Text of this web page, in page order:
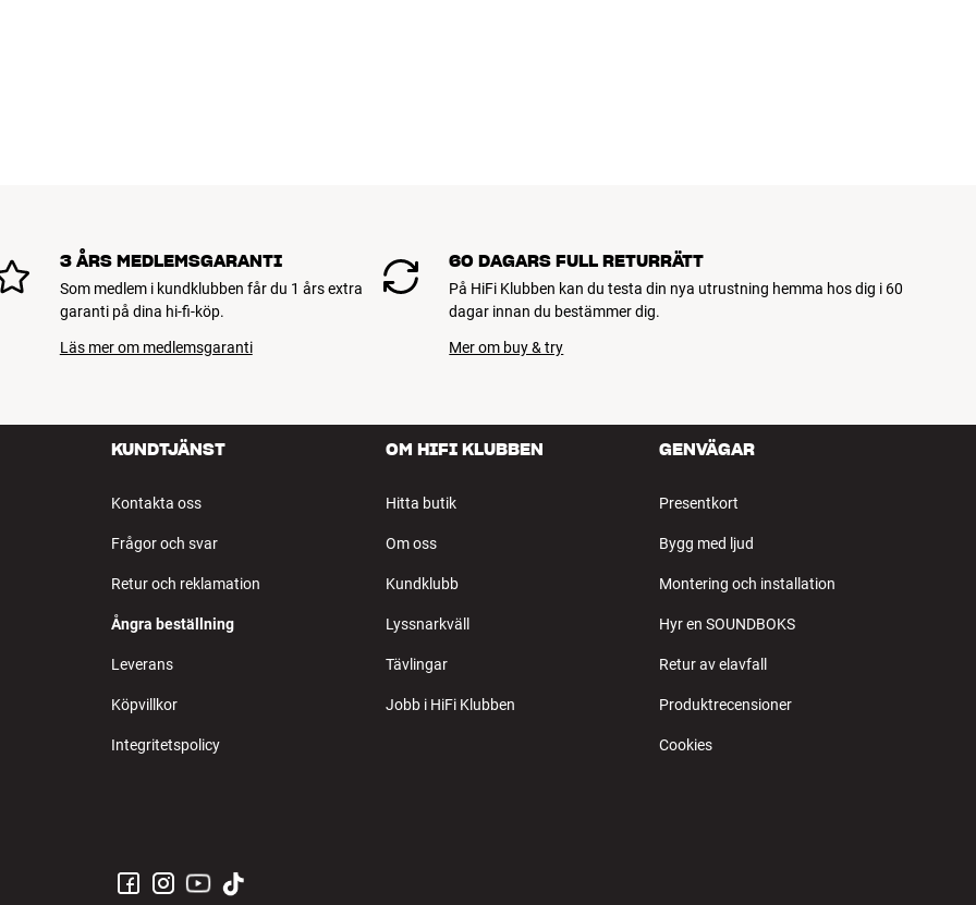
3 ÅRS MEDLEMSGARANTI
Som medlem i kundklubben får du 1 års extra
garanti på dina hi-fi-köp.
Läs mer om medlemsgaranti
60 DAGARS FULL RETURRÄTT
På HiFi Klubben kan du testa din nya utrustning hemma hos dig i 60
dagar innan du bestämmer dig.
Mer om buy & try
KUNDTJÄNST
Kontakta oss
Frågor och svar
Retur och reklamation
Ångra beställning
Leverans
Köpvillkor
Integritetspolicy
OM HIFI KLUBBEN
Hitta butik
Om oss
Kundklubb
Lyssnarkväll
Tävlingar
Jobb i HiFi Klubben
GENVÄGAR
Presentkort
Bygg med ljud
Montering och installation
Hyr en SOUNDBOKS
Retur av elavfall
Produktrecensioner
Cookies